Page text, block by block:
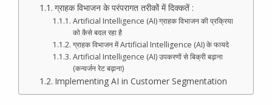
ग्राहक विभाजन के परंपरागत तरीकों में दिक्कतें :
Artificial Intelligence (AI) ग्राहक विभाजन की प्रक्रिया
को कैसे बदल रहा है
ग्राहक विभाजन में Artificial Intelligence (AI) के फायदे
Artificial Intelligence (AI) उपकरणों से बिक्री बढ़ाना
(कन्वर्जन रेट बढ़ाना)
Implementing AI in Customer Segmentation